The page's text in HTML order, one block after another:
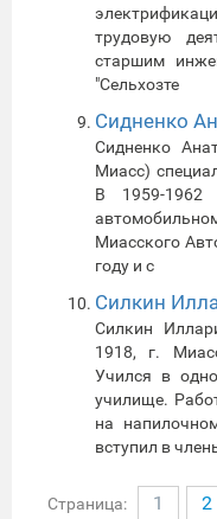
трудовую
старшим
"Сельхозте
Сидненко
Сидненко
Миасс)
В 1959-1962
Миасского
году и с
Силкин
Силкин
1918, г.
Учился в
училище.
на
вступил в
Страница: 1 2